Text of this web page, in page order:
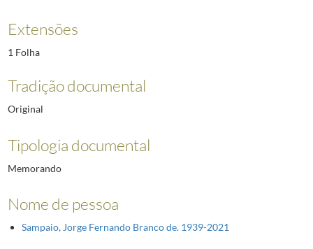
Extensões
1 Folha
Tradição documental
Original
Tipologia documental
Memorando
Nome de pessoa
Sampaio, Jorge Fernando Branco de. 1939-2021